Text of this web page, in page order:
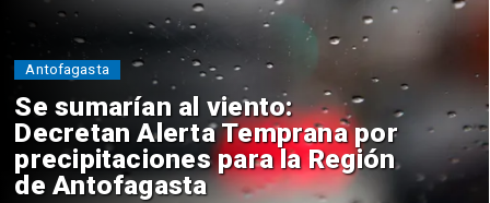
Se sumarían al viento:
Decretan Alerta Temprana por
precipitaciones para la Región
de Antofagasta
Antofagasta